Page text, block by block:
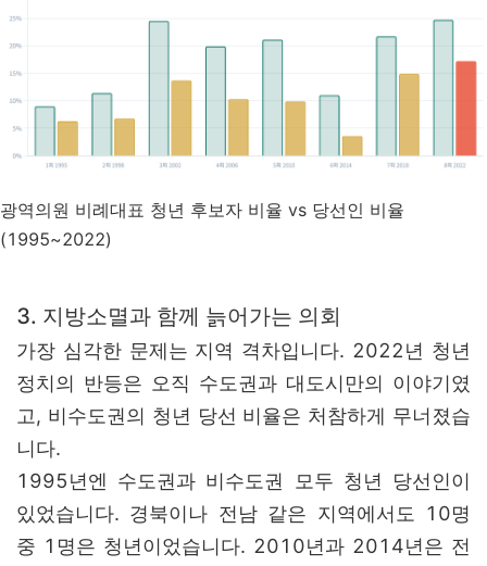
광역의원 비례대표 청년 후보자 비율 vs 당선인 비율
(1995~2022)
3. 지방소멸과 함께 늙어가는 의회
가장 심각한 문제는 지역 격차입니다. 2022년 청년
정치의 반등은 오직 수도권과 대도시만의 이야기였
고, 비수도권의 청년 당선 비율은 처참하게 무너졌습
니다.
1995년엔 수도권과 비수도권 모두 청년 당선인이
있었습니다. 경북이나 전남 같은 지역에서도 10명
중 1명은 청년이었습니다. 2010년과 2014년은 전